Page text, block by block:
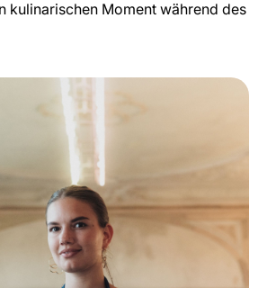
kulinarischen Moment während des